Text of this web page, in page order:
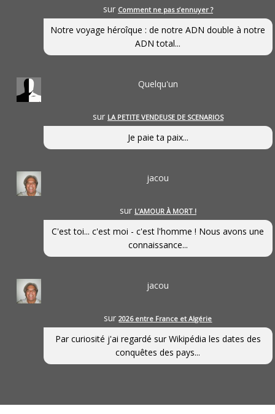
sur Comment ne pas s’ennuyer ?
Notre voyage héroîque : de notre ADN double à notre
ADN total...
Quelqu'un
sur LA PETITE VENDEUSE DE SCENARIOS
Je paie ta paix...
jacou
sur L’AMOUR À MORT !
C'est toi... c'est moi - c'est l'homme ! Nous avons une
connaissance...
jacou
sur2026 entre France et Algérie
Par curiosité j'ai regardé sur Wikipédia les dates des
conquêtes des pays...